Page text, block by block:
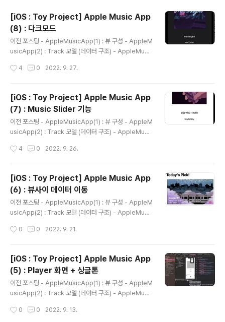
[iOS : Toy Project] Apple Music App
(8) : 다크모드
이전 포스팅 - AppleMusicApp(1) : 뷰 구성 - AppleM
usicApp(2) : Track 모델 (데이터 구조) - AppleMusi
MusicApp(4) : HeaderView (CollectionReusable
usicApp(7) : Music Slider 기능 자세한 코드는 여기로!
https://github.com/yexjin/iOS_Study/tree/main/A
ppleMusicApp GitHub - yexjin/iOS_Study: iOS 토
이프로젝트 모음집📱 ..
4 0 2022. 9. 27.
[iOS : Toy Project] Apple Music App
(7) : Music Slider 기능
이전 포스팅 - AppleMusicApp(1) : 뷰 구성 - AppleM
usicApp(2) : Track 모델 (데이터 구조) - AppleMusi
MusicApp(4) : HeaderView (CollectionReusable
드는 여기로! https://github.com/yexjin/iOS_Study/t
ree/main/AppleMusicApp GitHub - yexjin/iOS_S
tudy: iOS 토이프로젝트 모음집📱 iOS 토이프로젝트 모
음집📱. Contribute to yexjin..
4 0 2022. 9. 26.
[iOS : Toy Project] Apple Music App
(6) : 뷰사이 데이터 이동
이전 포스팅 - AppleMusicApp(1) : 뷰 구성 - AppleM
usicApp(2) : Track 모델 (데이터 구조) - AppleMusi
MusicApp(4) : HeaderView (CollectionReusable
_Study/tree/main/AppleMusicApp GitHub - yexji
n/iOS_Study: iOS 토이프로젝트 모음집📱 iOS 토이프
로젝트 모음집📱. Contribute to yexjin/iOS_Study d
evelopment by creati..
0 0 2022. 9. 21.
[iOS : Toy Project] Apple Music App
(5) : Player 화면 + 싱글톤
이전 포스팅 - AppleMusicApp(1) : 뷰 구성 - AppleM
usicApp(2) : Track 모델 (데이터 구조) - AppleMusi
MusicApp(4) : HeaderView (CollectionReusable
0 0 2022. 9. 13.